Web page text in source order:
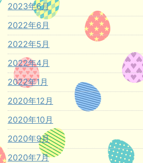
2023年6月
2022年6月
2022年5月
2022年4月
2022年1月
2020年12月
2020年10月
2020年9月
2020年7月